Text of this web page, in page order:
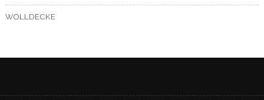
WOLLDECKE